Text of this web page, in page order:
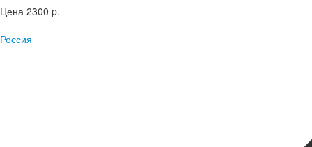
Цена 2300 p.
Россия